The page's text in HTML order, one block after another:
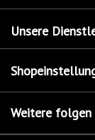
Unsere
Weitere folgen